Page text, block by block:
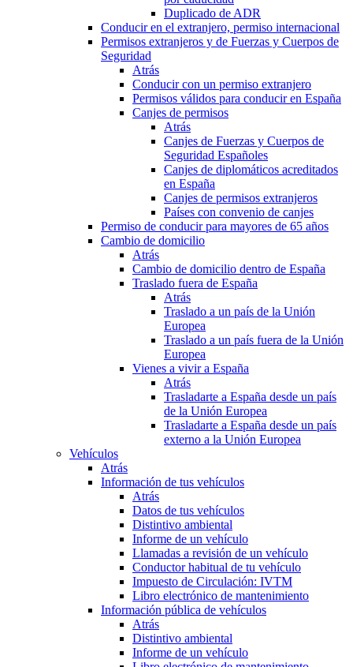
Duplicado de ADR
Conducir en el extranjero, permiso internacional
Permisos extranjeros y de Fuerzas y Cuerpos de
Seguridad
Atrás
Conducir con un permiso extranjero
Permisos válidos para conducir en España
Canjes de permisos
Atrás
Canjes de Fuerzas y Cuerpos de
Seguridad Españoles
Canjes de diplomáticos acreditados
en España
Canjes de permisos extranjeros
Países con convenio de canjes
Permiso de conducir para mayores de 65 años
Cambio de domicilio
Atrás
Cambio de domicilio dentro de España
Traslado fuera de España
Atrás
Traslado a un país de la Unión
Europea
Traslado a un país fuera de la Unión
Europea
Vienes a vivir a España
Atrás
Trasladarte a España desde un país
de la Unión Europea
Trasladarte a España desde un país
externo a la Unión Europea
Vehículos
Atrás
Información de tus vehículos
Atrás
Datos de tus vehículos
Distintivo ambiental
Informe de un vehículo
Llamadas a revisión de un vehículo
Conductor habitual de tu vehículo
Impuesto de Circulación: IVTM
Libro electrónico de mantenimiento
Información pública de vehículos
Atrás
Distintivo ambiental
Informe de un vehículo